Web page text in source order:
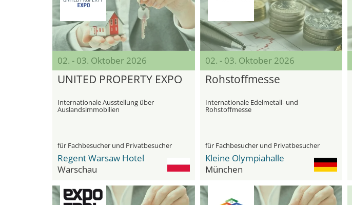
02. - 03. Oktober 2026
UNITED PROPERTY EXPO
Internationale Ausstellung über
Auslandsimmobilien
für Fachbesucher und Privatbesucher
Regent Warsaw Hotel
Warschau
02. - 03. Oktober 2026
Rohstoffmesse
Internationale Edelmetall- und
Rohstoffmesse
für Fachbesucher und Privatbesucher
Kleine Olympiahalle
München